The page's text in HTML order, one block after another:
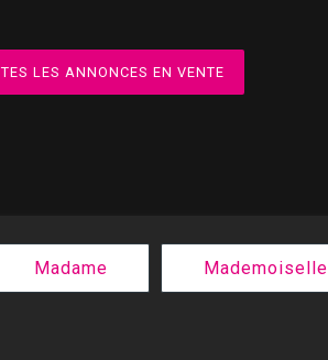
LES ANNONCES EN VENTE
Madame Mademoiselle